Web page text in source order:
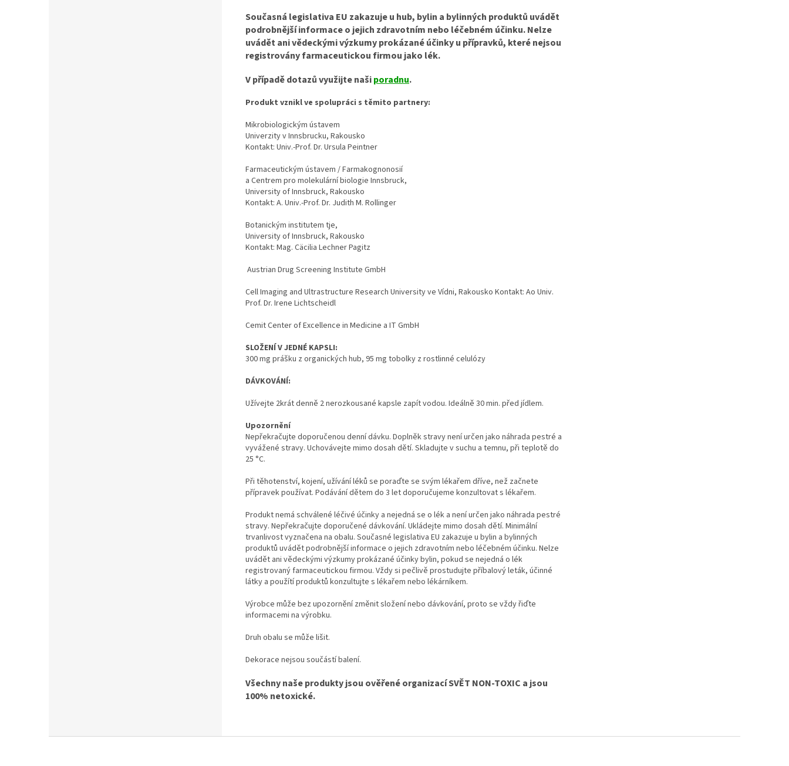
Současná legislativa EU zakazuje u hub, bylin a bylinných produktů uvádět
podrobnější informace o jejich zdravotním nebo léčebném účinku. Nelze
uvádět ani vědeckými výzkumy prokázané účinky u přípravků, které nejsou
registrovány farmaceutickou firmou jako lék.
V případě dotazů využijte našiporadnu.
Produkt vznikl ve spolupráci s těmito partnery:
Mikrobiologickým ústavem
Univerzity v Innsbrucku, Rakousko
Kontakt: Univ.-Prof. Dr. Ursula Peintner
Farmaceutickým ústavem / Farmakognonosií
a Centrem pro molekulární biologie Innsbruck,
University of Innsbruck, Rakousko
Kontakt: A. Univ.-Prof. Dr. Judith M. Rollinger
Botanickým institutem tje,
University of Innsbruck, Rakousko
Kontakt: Mag. Cäcilia Lechner Pagitz
Austrian Drug Screening Institute GmbH
Cell Imaging and Ultrastructure Research University ve Vídni, Rakousko Kontakt: Ao Univ.
Prof. Dr. Irene Lichtscheidl
Cemit Center of Excellence in Medicine a IT GmbH
SLOŽENÍ V JEDNÉ KAPSLI:
300 mg prášku z organických hub, 95 mg tobolky z rostlinné celulózy
DÁVKOVÁNÍ:
Užívejte 2krát denně 2 nerozkousané kapsle zapít vodou. Ideálně 30 min. před jídlem.
Upozornění
Nepřekračujte doporučenou denní dávku. Doplněk stravy není určen jako náhrada pestré a
vyvážené stravy. Uchovávejte mimo dosah dětí. Skladujte v suchu a temnu, při teplotě do
25 °C.
Při těhotenství, kojení, užívání léků se poraďte se svým lékařem dříve, než začnete
přípravek používat. Podávání dětem do 3 let doporučujeme konzultovat s lékařem.
Produkt nemá schválené léčivé účinky a nejedná se o lék a není určen jako náhrada pestré
stravy. Nepřekračujte doporučené dávkování. Ukládejte mimo dosah dětí. Minimální
trvanlivost vyznačena na obalu. Současné legislativa EU zakazuje u bylin a bylinných
produktů uvádět podrobnější informace o jejich zdravotním nebo léčebném účinku. Nelze
uvádět ani vědeckými výzkumy prokázané účinky bylin, pokud se nejedná o lék
registrovaný farmaceutickou firmou. Vždy si pečlivě prostudujte příbalový leták, účinné
látky a použítí produktů konzultujte s lékařem nebo lékárníkem.
Výrobce může bez upozornění změnit složení nebo dávkování, proto se vždy řiďte
informacemi na výrobku.
Druh obalu se může lišit.
Dekorace nejsou součástí balení.
Všechny naše produkty jsou ověřené organizací SVĚT NON-TOXIC a jsou
100% netoxické.